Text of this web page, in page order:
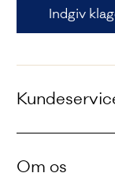
Indgiv
sider
Om os